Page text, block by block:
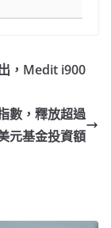
，Medit i900
數，釋放超過
元基金投資額